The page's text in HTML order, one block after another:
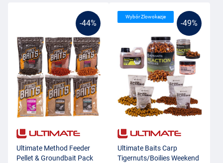
-44%
Ultimate Method Feeder
Pellet & Groundbait Pack
-49%
Wybór Zlowokazje
Ultimate Baits Carp
Tigernuts/Boilies Weekend